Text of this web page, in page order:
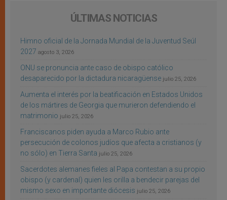
ÚLTIMAS NOTICIAS
Himno oficial de la Jornada Mundial de la Juventud Seúl
2027 agosto 3, 2026
ONU se pronuncia ante caso de obispo católico
desaparecido por la dictadura nicaragüense julio 25, 2026
Aumenta el interés por la beatificación en Estados Unidos
de los mártires de Georgia que murieron defendiendo el
matrimonio julio 25, 2026
Franciscanos piden ayuda a Marco Rubio ante
persecución de colonos judíos que afecta a cristianos (y
no sólo) en Tierra Santa julio 25, 2026
Sacerdotes alemanes fieles al Papa contestan a su propio
obispo (y cardenal) quien les orilla a bendecir parejas del
mismo sexo en importante diócesis julio 25, 2026